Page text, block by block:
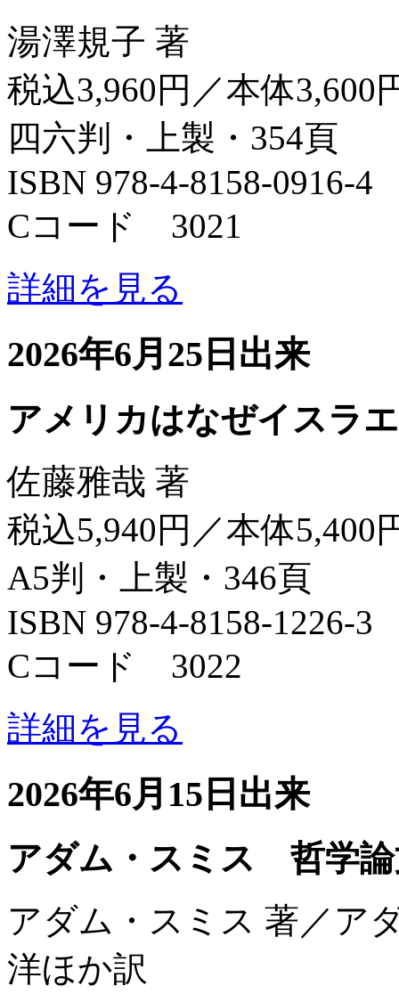
湯澤規子 著
税込3,960円／本体3,600
四六判・上製・354頁
ISBN 978-4-8158-0916-4
Cコード 3021
詳細を見る
2026年6月25日出来
アメリカはなぜイスラ
佐藤雅哉 著
税込5,940円／本体5,400
A5判・上製・346頁
ISBN 978-4-8158-1226-3
Cコード 3022
詳細を見る
2026年6月15日出来
アダム・スミス 哲学論
アダム・スミス 著／ア
洋ほか訳